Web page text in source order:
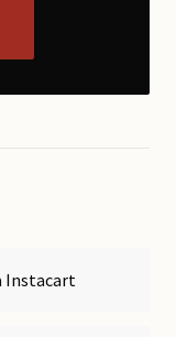
Instacart